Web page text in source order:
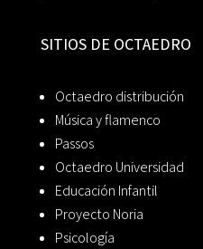
SITIOS DE OCTAEDRO
Octaedro distribución
Música y flamenco
Passos
Octaedro Universidad
Educación Infantil
Proyecto Noria
Psicología